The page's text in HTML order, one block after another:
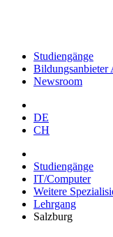
Studiengänge
Bildungsanbieter
Newsroom
DE
CH
Studiengänge
IT/Computer
Weitere
Lehrgang
Salzburg